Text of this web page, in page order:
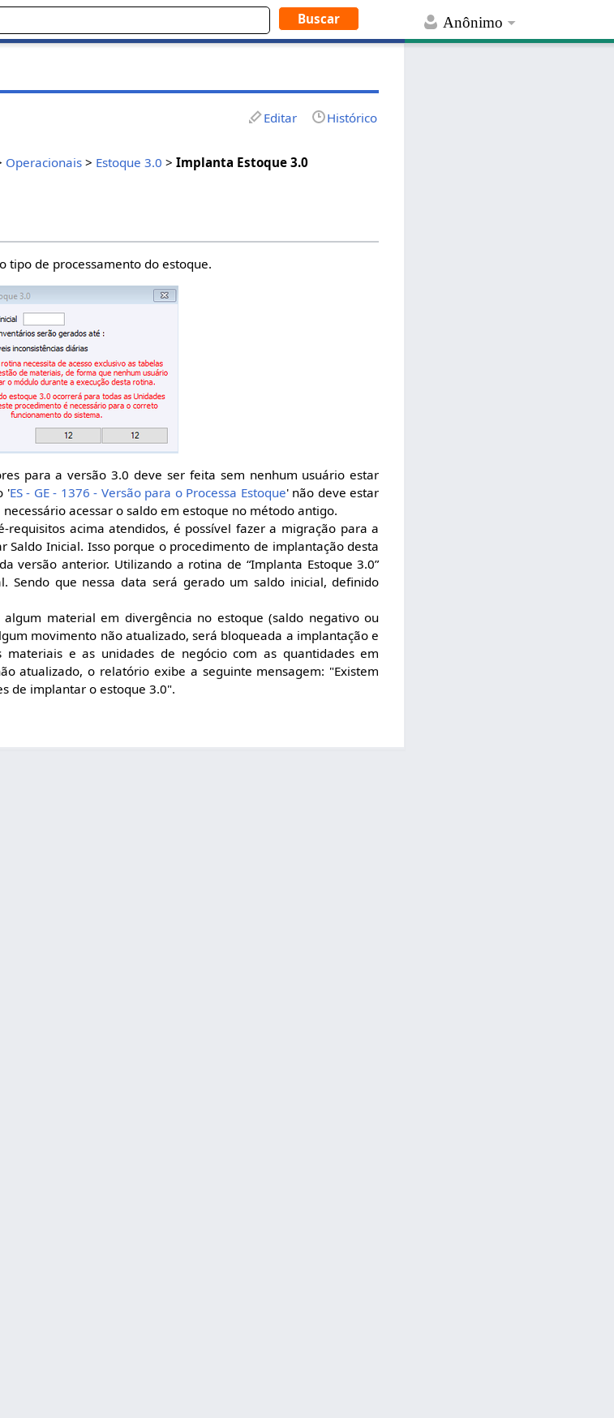
Anônimo
Editar Histórico
Operacionais > Estoque 3.0 >Implanta Estoque 3.0
tipo de processamento do estoque.
para a versão 3.0 deve ser feita sem nenhum usuário estar
'ES - GE - 1376 - Versão para o Processa Estoque' não deve estar
acessar o saldo em estoque no método antigo.
requisitos acima atendidos, é possível fazer a migração para a
Saldo Inicial. Isso porque o procedimento de implantação desta
versão anterior. Utilizando a rotina de “Implanta Estoque 3.0”
Sendo que nessa data será gerado um saldo inicial, definido
material em divergência no estoque (saldo negativo ou
movimento não atualizado, será bloqueada a implantação e
e as unidades de negócio com as quantidades em
atualizado, o relatório exibe a seguinte mensagem: "Existem
de implantar o estoque 3.0".